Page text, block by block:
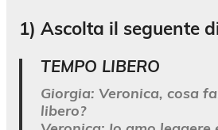
1) Ascolta il seguente
TEMPO LIBERO
Giorgia: Veronica, cosa
libero?